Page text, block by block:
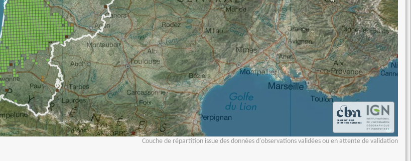
Couche de répartition issue des données d'observations validées ou en attente de validation